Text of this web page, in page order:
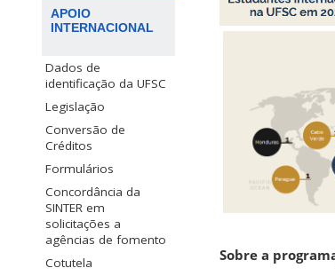
APOIO
INTERNACIONAL
Dados de
identificação da UFSC
Legislação
Conversão de
Créditos
Formulários
Concordância da
SINTER em
solicitações a
agências de fomento
Cotutela
Sobre a